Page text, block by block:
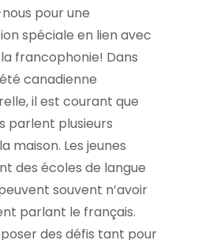
pour une
spéciale en lien avec
francophonie! Dans
canadienne
il est courant que
parlent plusieurs
maison. Les jeunes
des écoles de langue
souvent n’avoir
parlant le français.
des défis tant pour